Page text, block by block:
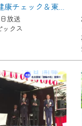
【東郷】まちかど健康チェック＆東郷ふれあい朝市
放送
クス
画コンテンツが
・どこでも・外
をご視聴いただ
ス向上のため、
部コンテンツを
ジ※』へのログ
たします。